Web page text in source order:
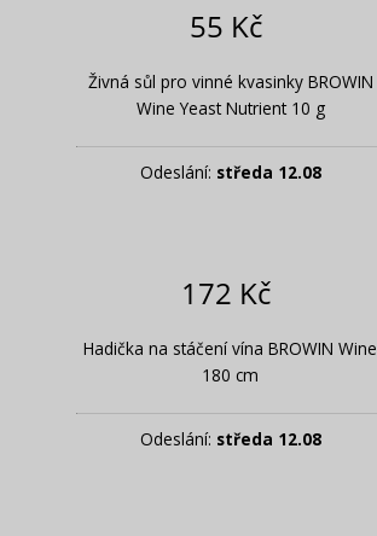
55 Kč
Živná sůl pro vinné kvasinky BROWIN
Wine Yeast Nutrient 10 g
Odeslání: středa 12.08
172 Kč
Hadička na stáčení vína BROWIN Wine
180 cm
Odeslání: středa 12.08